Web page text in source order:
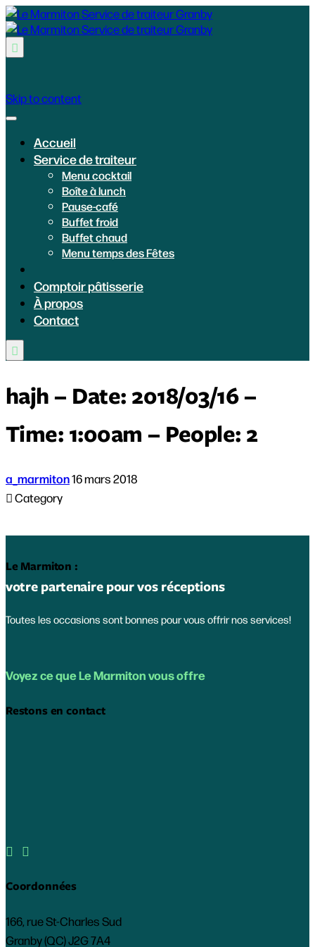

Skip to content
Accueil
Service de traiteur
Menu cocktail
Boîte à lunch
Pause-café
Buffet froid
Buffet chaud
Menu temps des Fêtes
Comptoir pâtisserie
À propos
Contact

hajh – Date: 2018/03/16 –
Time: 1:00am – People: 2
a_marmiton16 mars 2018
Category
Le Marmiton :
votre partenaire pour vos réceptions
Toutes les occasions sont bonnes pour vous offrir nos services!
Voyez ce que Le Marmiton vous offre
Restons en contact
 
Coordonnées
166, rue St-Charles Sud
Granby (QC) J2G 7A4